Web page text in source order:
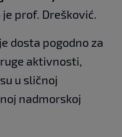
je prof. Drešković.
dosta pogodno za
aktivnosti,
u sličnoj
nadmorskoj